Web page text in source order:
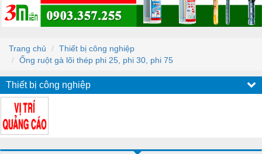
Trang chủ
Thiết bị công nghiệp
Ống ruột gà lõi thép phi 25, phi 30, phi 75
Thiết bị công nghiệp